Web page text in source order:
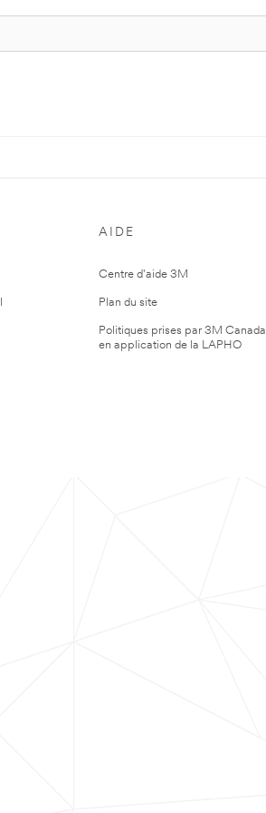
AIDE
Centre d'aide 3M
Plan du site
Politiques prises par 3M Canada
en application de la LAPHO